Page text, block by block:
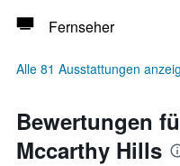
Fernseher
Alle 81 Ausstattungen
Bewertungen
Mccarthy Hills